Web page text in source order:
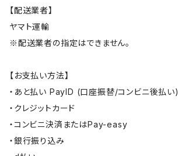
【配送業者】
ヤマト運輸
※配送業者の指定はできません。
【お支払い方法】
・あと払い PayID (口座振替/コンビニ後払い)
・クレジットカード
・コンビニ決済またはPay-easy
・銀行振り込み